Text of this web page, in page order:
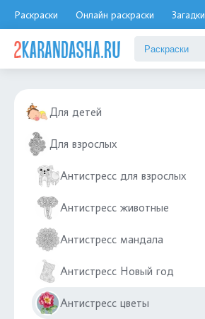
Раскраски Онлайн раскраски Загадки
Для детей
Для взрослых
Антистресс для взрослых
Антистресс животные
Антистресс мандала
Антистресс Новый год
Антистресс цветы